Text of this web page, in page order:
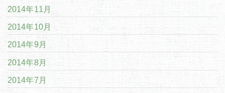
2014年11月
2014年10月
2014年9月
2014年8月
2014年7月